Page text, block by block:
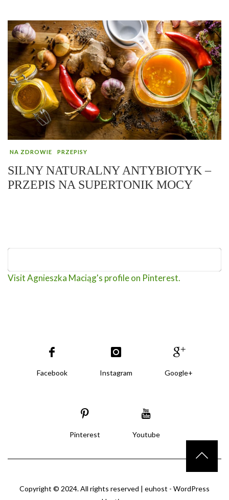
NA ZDROWIE PRZEPISY
SILNY NATURALNY ANTYBIOTYK –
PRZEPIS NA SUPERTONIK MOCY
Visit Agnieszka Maciąg's profile on Pinterest.
Facebook Instagram Google+
Pinterest Youtube
Copyright © 2024. All rights reserved | euhost - WordPress